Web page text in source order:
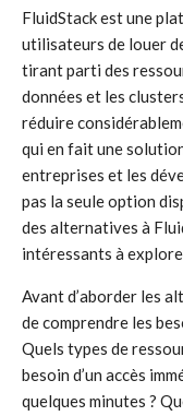
FluidStack est une
utilisateurs de louer
tirant parti des
données et les
réduire
qui en fait une
entreprises et les
pas la seule option
des alternatives à
intéressants à
Avant d’aborder les
de comprendre les
Quels types de
besoin d’un accès
quelques minutes ?